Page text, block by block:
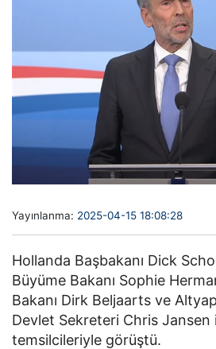
Yayınlanma: 2025-04-15 18:08:28
Hollanda Başbakanı Dick
Büyüme Bakanı Sophie
Bakanı Dirk Beljaarts ve
Devlet Sekreteri Chris
temsilcileriyle görüştü.